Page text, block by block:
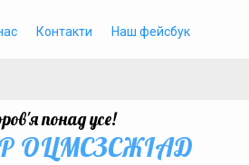
Контакти Наш фейсбук
понад усе!
ОЦМСЗСЖIАД